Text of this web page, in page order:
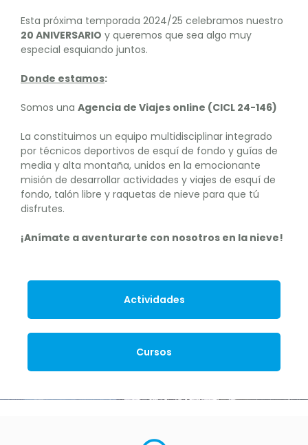
Esta próxima temporada 2024/25 celebramos nuestro
20 ANIVERSARIO y queremos que sea algo muy
especial esquiando juntos.
Donde estamos:
Somos una Agencia de Viajes online (CICL 24-146)
La constituimos un equipo multidisciplinar integrado
por técnicos deportivos de esquí de fondo y guías de
media y alta montaña, unidos en la emocionante
misión de desarrollar actividades y viajes de esquí de
fondo, talón libre y raquetas de nieve para que tú
disfrutes.
¡Anímate a aventurarte con nosotros en la nieve!
Actividades
Cursos